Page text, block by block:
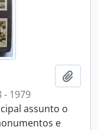
- 1979
assunto o
e